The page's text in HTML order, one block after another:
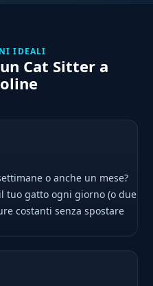
IDEALI
Cat Sitter a
o anche un mese?
tuo gatto ogni giorno (o due
costanti senza spostare